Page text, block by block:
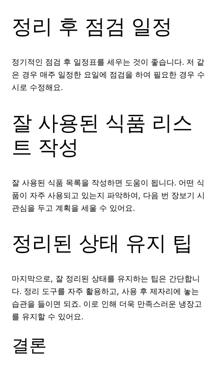
정리 후 점검 일정
정기적인 점검 후 일정표를 세우는 것이 좋습니다. 저 같
은 경우 매주 일정한 요일에 점검을 하여 필요한 경우 수
시로 수정해요.
잘 사용된 식품 리스
트 작성
잘 사용된 식품 목록을 작성하면 도움이 됩니다. 어떤 식
품이 자주 사용되고 있는지 파악하여, 다음 번 장보기 시
관심을 두고 계획을 세울 수 있어요.
정리된 상태 유지 팁
마지막으로, 잘 정리된 상태를 유지하는 팁은 간단합니
다. 정리 도구를 자주 활용하고, 사용 후 제자리에 놓는
습관을 들이면 되죠. 이로 인해 더욱 만족스러운 냉장고
를 유지할 수 있어요.
결론